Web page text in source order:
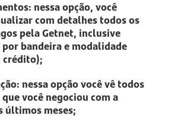
nessa opção, você
com detalhes todos os
pela Getnet, inclusive
por bandeira e modalidade
crédito);
nessa opção você vê todos
você negociou com a
últimos meses;